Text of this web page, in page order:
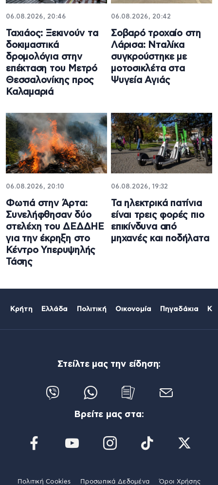
06.08.2026, 20:46
Ταχιάος: Ξεκινούν τα
δοκιμαστικά
δρομολόγια στην
επέκταση του Μετρό
Θεσσαλονίκης προς
Καλαμαριά
06.08.2026, 20:42
Σοβαρό τροχαίο στη
Λάρισα: Νταλίκα
συγκρούστηκε με
μοτοσικλέτα στα
Ψυγεία Αγιάς
06.08.2026, 20:10
Φωτιά στην Άρτα:
Συνελήφθησαν δύο
στελέχη του ΔΕΔΔΗΕ
για την έκρηξη στο
Κέντρο Υπερυψηλής
Τάσης
06.08.2026, 19:32
Τα ηλεκτρικά πατίνια
είναι τρεις φορές πιο
επικίνδυνα από
μηχανές και ποδήλατα
Κρήτη Ελλάδα Πολιτική Οικονομία Πηγαδάκια
Στείλτε μας την είδηση:
Βρείτε μας στα:
Πολιτική Cookies Προσωπικά Δεδομένα Όροι Χρήσης